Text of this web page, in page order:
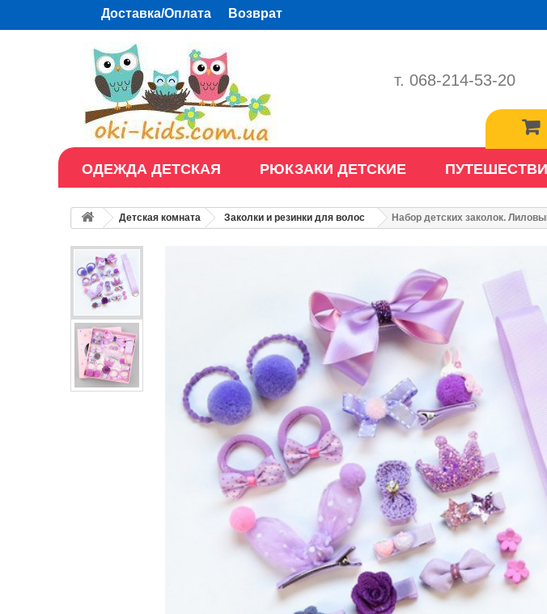
Доставка/Оплата Возврат
т. 068-214-53-20
ОДЕЖДА ДЕТСКАЯ РЮКЗАКИ ДЕТСКИЕ
Детская комната Заколки и резинки для волос Набор детских заколок.